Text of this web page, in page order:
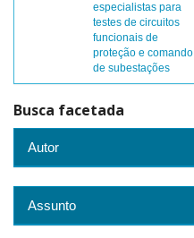
especialistas para
testes de circuitos
funcionais de
proteção e comando
de subestações
Busca facetada
Autor
Assunto